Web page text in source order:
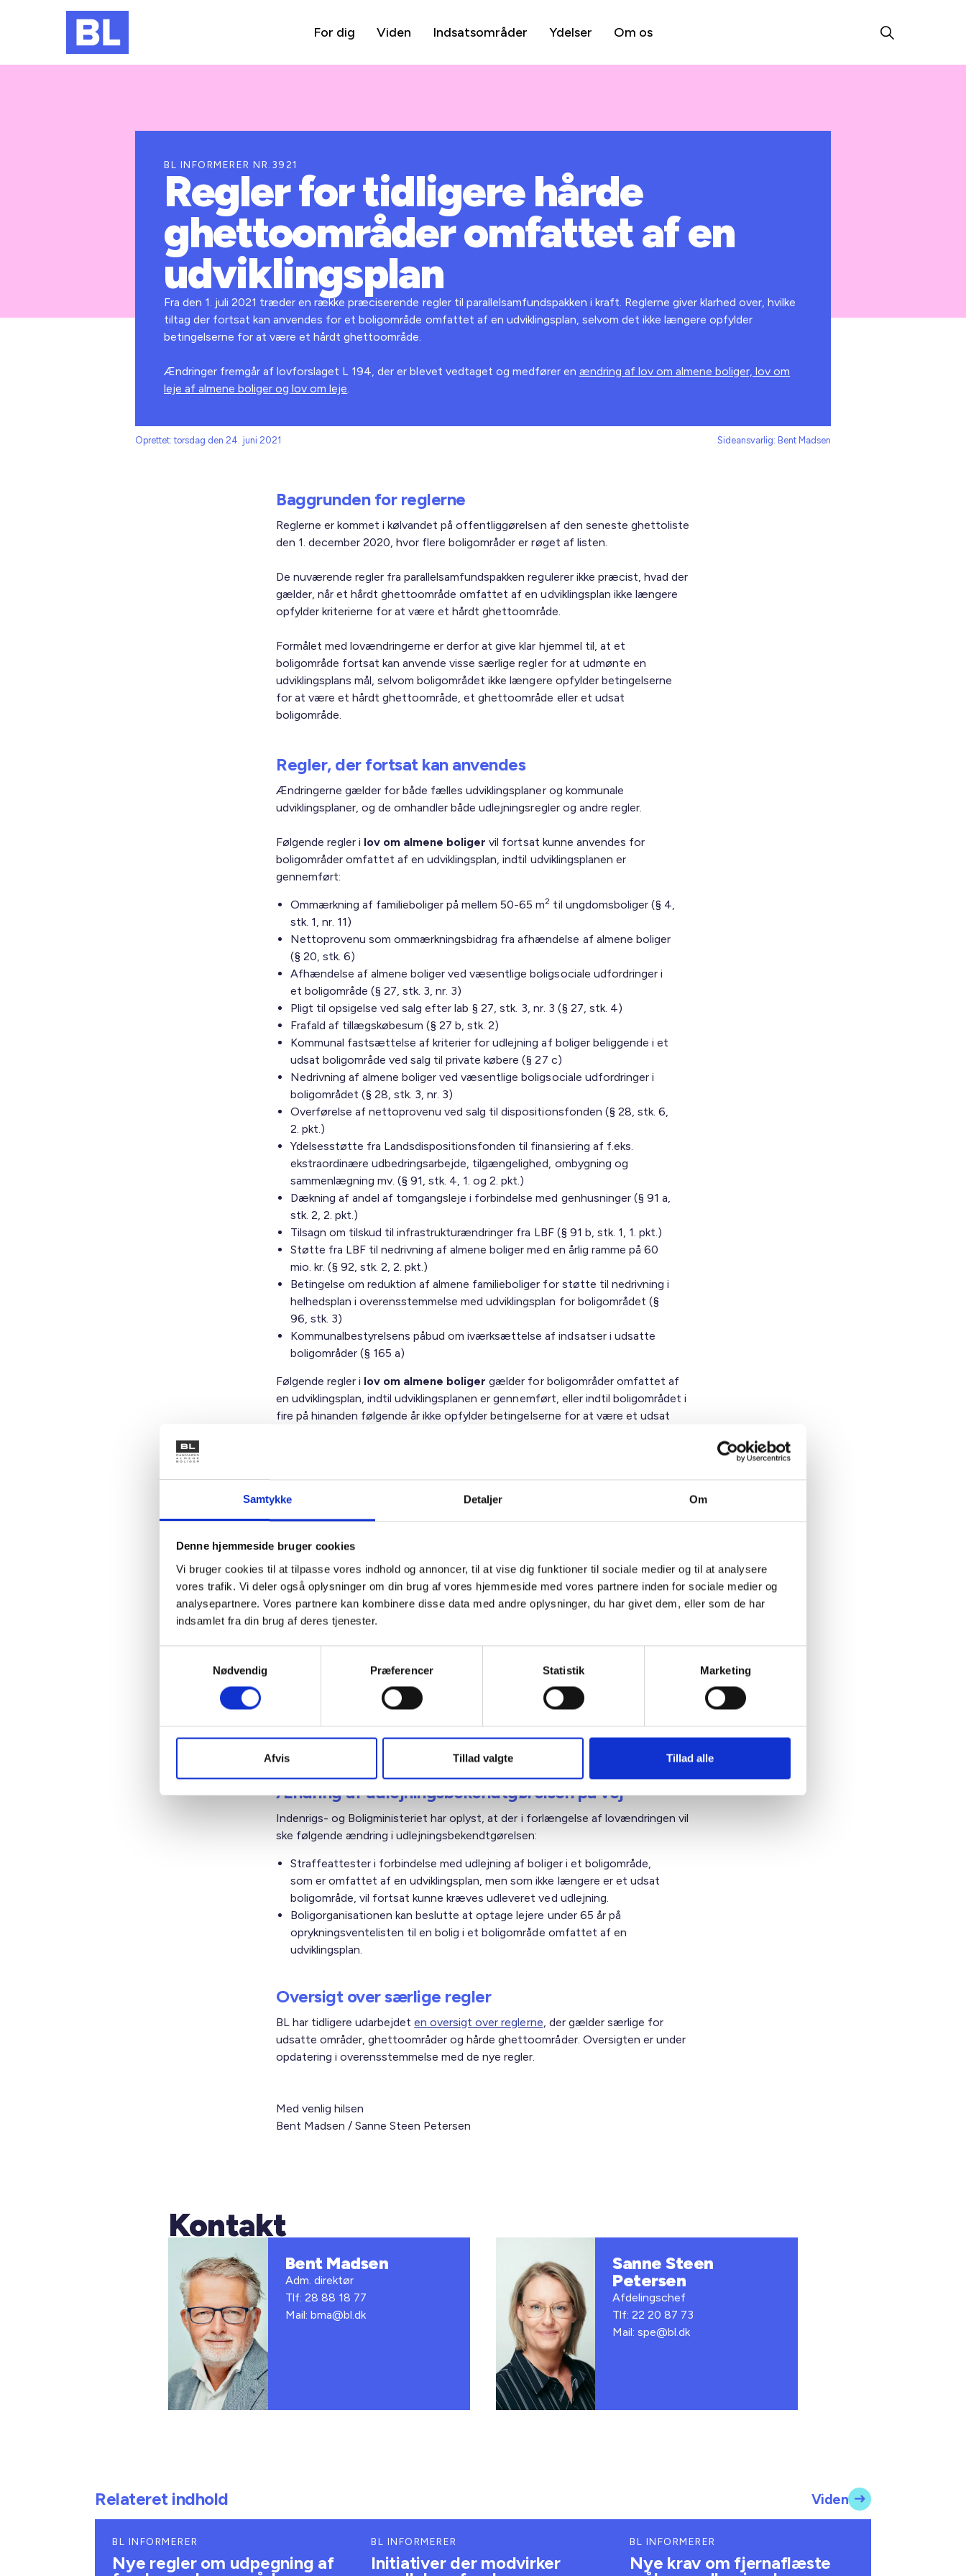
Samtykke Detaljer Om
Denne hjemmeside bruger cookies
Vi bruger cookies til at tilpasse vores indhold og annoncer, til at vise dig funktioner til sociale medier og til at analysere
vores trafik. Vi deler også oplysninger om din brug af vores hjemmeside med vores partnere inden for sociale medier og
analysepartnere. Vores partnere kan kombinere disse data med andre oplysninger, du har givet dem, eller som de har
indsamlet fra din brug af deres tjenester.
Nødvendig
Præferencer Statistik Marketing
Afvis Tillad valgte Tillad alle
For dig Viden Indsatsområder Ydelser Om os
BL INFORMERER NR.3921
Regler for tidligere hårde
ghettoområder omfattet af en
udviklingsplan
Fra den 1. juli 2021 træder en række præciserende regler til parallelsamfundspakken i kraft. Reglerne giver klarhed over, hvilke
tiltag der fortsat kan anvendes for et boligområde omfattet af en udviklingsplan, selvom det ikke længere opfylder
betingelserne for at være et hårdt ghettoområde.
Ændringer fremgår af lovforslaget L 194, der er blevet vedtaget og medfører en ændring af lov om almene boliger, lov om
leje af almene boliger og lov om leje.
Oprettet: torsdag den 24. juni 2021 Sideansvarlig: Bent Madsen
Baggrunden for reglerne
Reglerne er kommet i kølvandet på offentliggørelsen af den seneste ghettoliste
den 1. december 2020, hvor flere boligområder er røget af listen.
De nuværende regler fra parallelsamfundspakken regulerer ikke præcist, hvad der
gælder, når et hårdt ghettoområde omfattet af en udviklingsplan ikke længere
opfylder kriterierne for at være et hårdt ghettoområde.
Formålet med lovændringerne er derfor at give klar hjemmel til, at et
boligområde fortsat kan anvende visse særlige regler for at udmønte en
udviklingsplans mål, selvom boligområdet ikke længere opfylder betingelserne
for at være et hårdt ghettoområde, et ghettoområde eller et udsat
boligområde.
Regler, der fortsat kan anvendes
Ændringerne gælder for både fælles udviklingsplaner og kommunale
udviklingsplaner, og de omhandler både udlejningsregler og andre regler.
Følgende regler i lov om almene boligervil fortsat kunne anvendes for
boligområder omfattet af en udviklingsplan, indtil udviklingsplanen er
gennemført:
Ommærkning af familieboliger på mellem 50-65 m2 til ungdomsboliger (§ 4,
stk. 1, nr. 11)
Nettoprovenu som ommærkningsbidrag fra afhændelse af almene boliger
(§ 20, stk. 6)
Afhændelse af almene boliger ved væsentlige boligsociale udfordringer i
et boligområde (§ 27, stk. 3, nr. 3)
Pligt til opsigelse ved salg efter lab § 27, stk. 3, nr. 3 (§ 27, stk. 4)
Frafald af tillægskøbesum (§ 27 b, stk. 2)
Kommunal fastsættelse af kriterier for udlejning af boliger beliggende i et
udsat boligområde ved salg til private købere (§ 27 c)
Nedrivning af almene boliger ved væsentlige boligsociale udfordringer i
boligområdet (§ 28, stk. 3, nr. 3)
Overførelse af nettoprovenu ved salg til dispositionsfonden (§ 28, stk. 6,
2. pkt.)
Ydelsesstøtte fra Landsdispositionsfonden til finansiering af f.eks.
ekstraordinære udbedringsarbejde, tilgængelighed, ombygning og
sammenlægning mv. (§ 91, stk. 4, 1. og 2. pkt.)
Dækning af andel af tomgangsleje i forbindelse med genhusninger (§ 91 a,
stk. 2, 2. pkt.)
Tilsagn om tilskud til infrastrukturændringer fra LBF (§ 91 b, stk. 1, 1. pkt.)
Støtte fra LBF til nedrivning af almene boliger med en årlig ramme på 60
mio. kr. (§ 92, stk. 2, 2. pkt.)
Betingelse om reduktion af almene familieboliger for støtte til nedrivning i
helhedsplan i overensstemmelse med udviklingsplan for boligområdet (§
96, stk. 3)
Kommunalbestyrelsens påbud om iværksættelse af indsatser i udsatte
boligområder (§ 165 a)
Følgende regler i lov om almene boliger gælder for boligområder omfattet af
en udviklingsplan, indtil udviklingsplanen er gennemført, eller indtil boligområdet i
fire på hinanden følgende år ikke opfylder betingelserne for at være et udsat
uddannelseshjælp eller kontanthjælp, og som ikke allerede har en bolig i
afdelingen (§ 51 c)
omfattet af en udviklingsplan, indtil udviklingsplanen er gennemført:
Opsigelse af lejeaftaler for boliger omfattet af en udviklingsplan (§ 85, stk.
1, nr. 2)
lov om lejegælder for boligområder omfattet af en
udviklingsplan, indtil udviklingsplanen er gennemført:
Ingen tilbudspligt til lejere ved salg af almene boliger i boligområder
omfattet af en udviklingsplan. Tilbudspligten gælder først igen, når
Ændring af udlejningsbekendtgørelsen på vej
Indenrigs- og Boligministeriet har oplyst, at der i forlængelse af lovændringen vil
ske følgende ændring i udlejningsbekendtgørelsen:
Straffeattester i forbindelse med udlejning af boliger i et boligområde,
som er omfattet af en udviklingsplan, men som ikke længere er et udsat
boligområde, vil fortsat kunne kræves udleveret ved udlejning.
Boligorganisationen kan beslutte at optage lejere under 65 år på
oprykningsventelisten til en bolig i et boligområde omfattet af en
udviklingsplan.
Oversigt over særlige regler
BL har tidligere udarbejdeten oversigt over reglerne, der gælder særlige for
udsatte områder, ghettoområder og hårde ghettoområder. Oversigten er under
opdatering i overensstemmelse med de nye regler.
Med venlig hilsen
Bent Madsen / Sanne Steen Petersen
Kontakt
Bent Madsen
Adm. direktør
Tlf: 28 88 18 77
Mail: bma@bl.dk
Sanne Steen
Petersen
Afdelingschef
Tlf: 22 20 87 73
Mail: spe@bl.dk
Relateret indhold Viden
BL INFORMERER
Nye regler om udpegning af
BL INFORMERER
Initiativer der modvirker
BL INFORMERER
Nye krav om fjernaflæste